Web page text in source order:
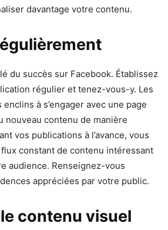
davantage votre contenu.
du succès sur Facebook. Établissez
régulier et tenez-vous-y. Les
à s’engager avec une page
nouveau contenu de manière
vos publications à l’avance, vous
constant de contenu intéressant
audience. Renseignez-vous
appréciées par votre public.
contenu visuel